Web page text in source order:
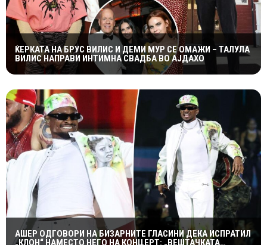
ЌЕРКАТА НА БРУС ВИЛИС И ДЕМИ МУР СЕ ОМАЖИ – ТАЛУЛА
ВИЛИС НАПРАВИ ИНТИМНА СВАДБА ВО АЈДАХО
АШЕР ОДГОВОРИ НА БИЗАРНИТЕ ГЛАСИНИ ДЕКА ИСПРАТИЛ
„КЛОН“ НАМЕСТО НЕГО НА КОНЦЕРТ: „ВЕШТАЧКАТА